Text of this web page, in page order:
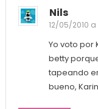
Nils
12/05/2010
Yo voto por
betty
tapeando
bueno,